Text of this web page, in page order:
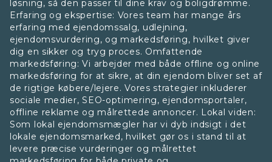
løsning, så den passer til dine krav og boligdrømme.
Erfaring og ekspertise: Vores team har mange års
erfaring med ejendomssalg, udlejning,
ejendomsvurdering, og markedsføring, hvilket giver
dig en sikker og tryg proces. Omfattende
markedsføring: Vi arbejder med både offline og online
markedsføring for at sikre, at din ejendom bliver set af
de rigtige købere/lejere. Vores strategier inkluderer
sociale medier, SEO-optimering, ejendomsportaler,
offline reklame og målrettede annoncer. Lokal viden:
Som lokal ejendomsmægler har vi dyb indsigt i det
lokale ejendomsmarked, hvilket gør os i stand til at
levere præcise vurderinger og målrettet